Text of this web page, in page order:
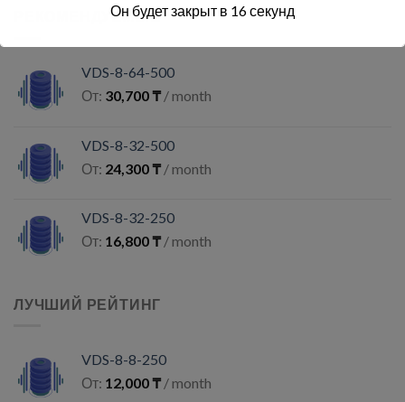
РЕКОМЕНДУЕМЫЕ
VDS-8-64-500
От: 30,700₸ / month
VDS-8-32-500
От: 24,300₸ / month
VDS-8-32-250
От: 16,800₸ / month
ЛУЧШИЙ РЕЙТИНГ
VDS-8-8-250
От: 12,000₸ / month
Он будет закрыт в 16секунд